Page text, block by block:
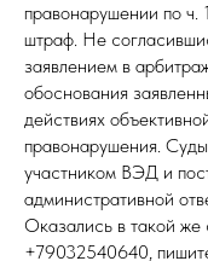
правонарушении по
штраф. Не
заявлением в
обоснования
действиях
правонарушения.
участником ВЭД и
административной
Оказались в такой
+79032540640,